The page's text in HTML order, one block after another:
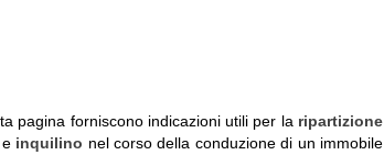
pagina forniscono indicazioni utili per la ripartizione
e inquilino nel corso della conduzione di un immobile